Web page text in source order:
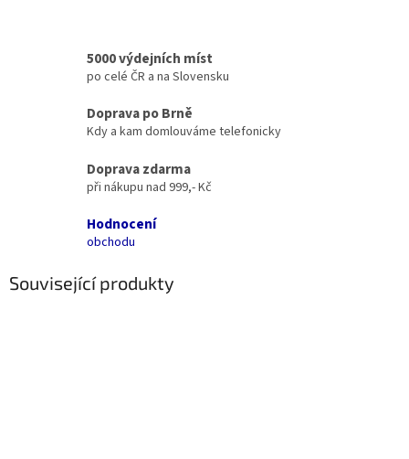
5000 výdejních míst
po celé ČR a na Slovensku
Doprava po Brně
Kdy a kam domlouváme telefonicky
Doprava zdarma
při nákupu nad 999,- Kč
Hodnocení
obchodu
Související produkty